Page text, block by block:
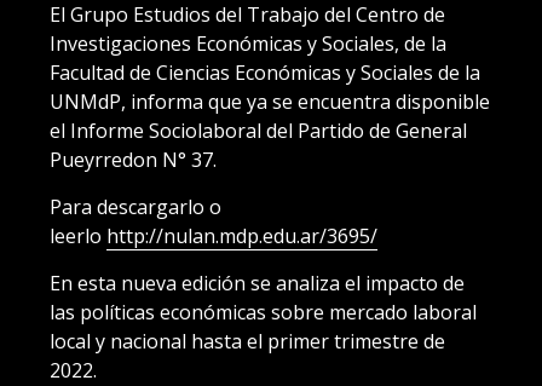
El Grupo Estudios del Trabajo del Centro de
Investigaciones Económicas y Sociales, de la
Facultad de Ciencias Económicas y Sociales de la
UNMdP, informa que ya se encuentra disponible
el Informe Sociolaboral del Partido de General
Pueyrredon N° 37.
Para descargarlo o
leerlo http://nulan.mdp.edu.ar/3695/
En esta nueva edición se analiza el impacto de
las políticas económicas sobre mercado laboral
local y nacional hasta el primer trimestre de
2022.